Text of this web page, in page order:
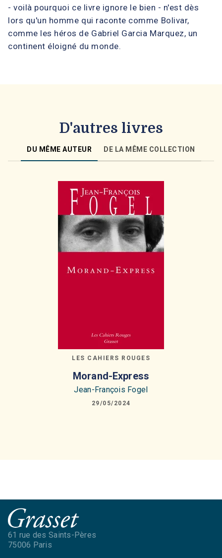
- voilà pourquoi ce livre ignore le bien - n'est dès
lors qu'un homme qui raconte comme Bolivar,
comme les héros de Gabriel Garcia Marquez, un
continent éloigné du monde.
D'autres livres
DU MÊME AUTEUR DE LA MÊME COLLECTION
LES CAHIERS ROUGES
Morand-Express
Jean-François Fogel
29/05/2024
61 rue des Saints-Pères
75006 Paris